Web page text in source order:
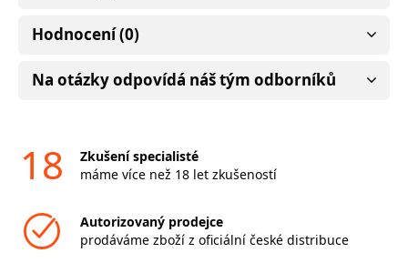
Hodnocení (0)
Na otázky odpovídá náš tým odborníků
18
Zkušení specialisté
máme více než 18 let zkušeností
Autorizovaný prodejce
prodáváme zboží z oficiální české distribuce